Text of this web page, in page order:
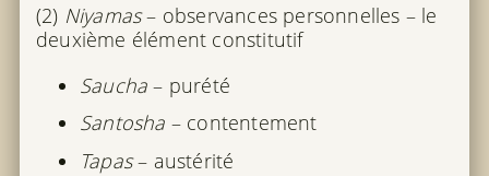
(2) Niyamas– observances personnelles – le
deuxième élément constitutif
Saucha – purété
Santosha – contentement
Tapas– austérité